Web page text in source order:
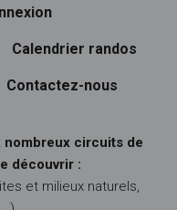
Calendrier randos
Contactez-nous
nombreux circuits de
découvrir :
et milieux naturels,